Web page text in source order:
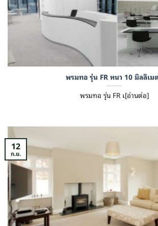
พรมทอ รุ่น FR หนา 10 มิลลิเม
พรมทอ รุ่น FR เ[อ่านต่อ]
12
ก.ย.